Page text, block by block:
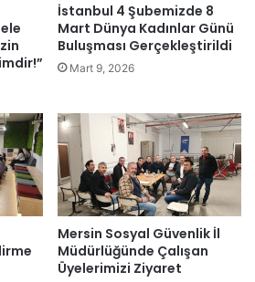
İstanbul 4 Şubemizde 8
Mart Dünya Kadınlar Günü
Buluşması Gerçekleştirildi
Mart 9, 2026
Mersin Sosyal Güvenlik İl
Müdürlüğünde Çalışan
Üyelerimizi Ziyaret